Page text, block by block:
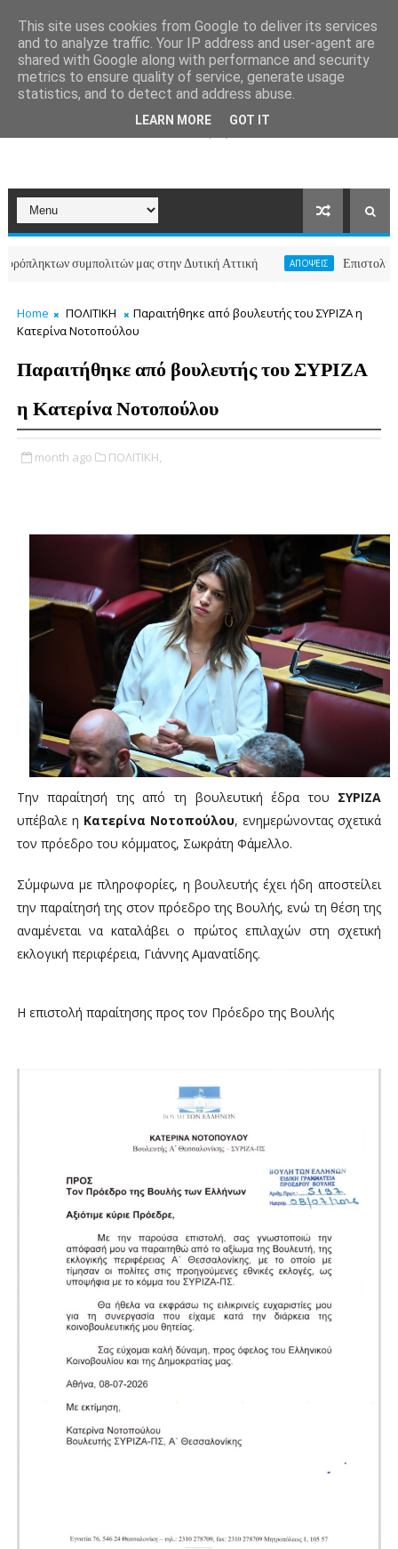
συμπολιτών μας στην Δυτική Αττική ΑΠΟΨΕΙΣ Επιστολή
Home ΠΟΛΙΤΙΚΗ
Παραιτήθηκε από βουλευτής του ΣΥΡΙΖΑ η
Κατερίνα Νοτοπούλου
Παραιτήθηκε από βουλευτής του ΣΥΡΙΖΑ
η Κατερίνα Νοτοπούλου
month ago ΠΟΛΙΤΙΚΗ,
Την παραίτησή της από τη βουλευτική έδρα του ΣΥΡΙΖΑ
υπέβαλε η Κατερίνα Νοτοπούλου, ενημερώνοντας σχετικά
τον πρόεδρο του κόμματος, Σωκράτη Φάμελλο.
Σύμφωνα με πληροφορίες, η βουλευτής έχει ήδη αποστείλει
την παραίτησή της στον πρόεδρο της Βουλής, ενώ τη θέση της
αναμένεται να καταλάβει ο πρώτος επιλαχών στη σχετική
εκλογική περιφέρεια, Γιάννης Αμανατίδης.
Η επιστολή παραίτησης προς τον Πρόεδρο της Βουλής
This site uses cookies from Google to deliver its services
and to analyze traffic. Your IP address and user-agent are
shared with Google along with performance and security
metrics to ensure quality of service, generate usage
statistics, and to detect and address abuse.
LEARN MORE GOT IT